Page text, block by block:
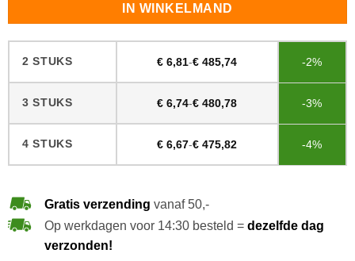
IN WINKELMAND
2 STUKS € 6,81-€ 485,74 -2%
3 STUKS € 6,74-€ 480,78 -3%
4 STUKS € 6,67-€ 475,82 -4%
Gratis verzending vanaf 50,-
Op werkdagen voor 14:30 besteld = dezelfde dag
verzonden!